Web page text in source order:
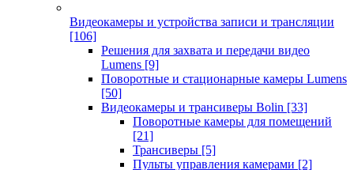
Видеокамеры и устройства записи и трансляции
[106]
Решения для захвата и передачи видео
Lumens [9]
Поворотные и стационарные камеры Lumens
[50]
Видеокамеры и трансиверы Bolin [33]
Поворотные камеры для помещений
[21]
Трансиверы [5]
Пульты управления камерами [2]